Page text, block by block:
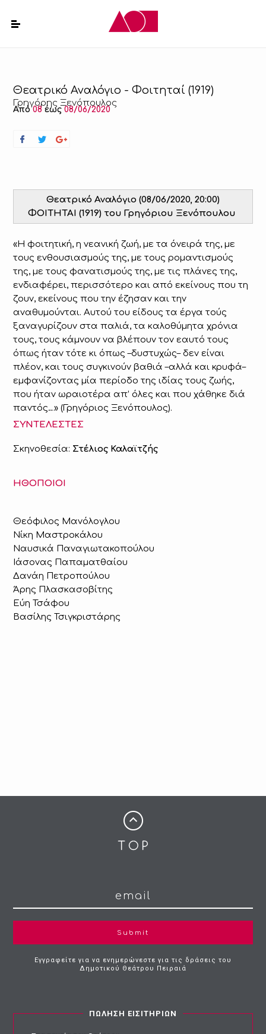
Θεατρικό Αναλόγιο - Φοιτηταί (1919)
Γρηγόρης Ξενόπουλος
Από08 έως08/06/2020
Θεατρικό Αναλόγιο (08/06/2020, 20:00)
ΦΟΙΤΗΤΑΙ (1919) του Γρηγόριου Ξενόπουλου
«Η φοιτητική, η νεανική ζωή, με τα όνειρά της, με
τους ενθουσιασμούς της, με τους ρομαντισμούς
της, με τους φανατισμούς της, με τις πλάνες της,
ενδιαφέρει, περισσότερο και από εκείνους που τη
ζουν, εκείνους που την έζησαν και την
αναθυμούνται. Αυτού του είδους τα έργα τούς
ξαναγυρίζουν στα παλιά, τα καλοθύμητα χρόνια
τους, τους κάμνουν να βλέπουν τον εαυτό τους
όπως ήταν τότε κι όπως –δυστυχώς– δεν είναι
πλέον, και τους συγκινούν βαθιά –αλλά και κρυφά–
εμφανίζοντας μία περίοδο της ιδίας τους ζωής,
που ήταν ωραιοτέρα απ’ όλες και που χάθηκε διά
παντός…» (Γρηγόριος Ξενόπουλος).
ΣΥΝΤΕΛΕΣΤΕΣ
Σκηνοθεσία: Στέλιος Καλαϊτζής
ΗΘΟΠΟΙΟΙ
Θεόφιλος Μανόλογλου
Νίκη Μαστροκάλου
Ναυσικά Παναγιωτακοπούλου
Ιάσονας Παπαματθαίου
Δανάη Πετροπούλου
Άρης Πλασκασοβίτης
Εύη Τσάφου
Βασίλης Τσιγκριστάρης
Submit
Εγγραφείτε για να ενημερώνεστε για τις δράσεις του
Δημοτικού Θεάτρου Πειραιά
ΠΩΛΗΣΗ ΕΙΣΙΤΗΡΙΩΝ